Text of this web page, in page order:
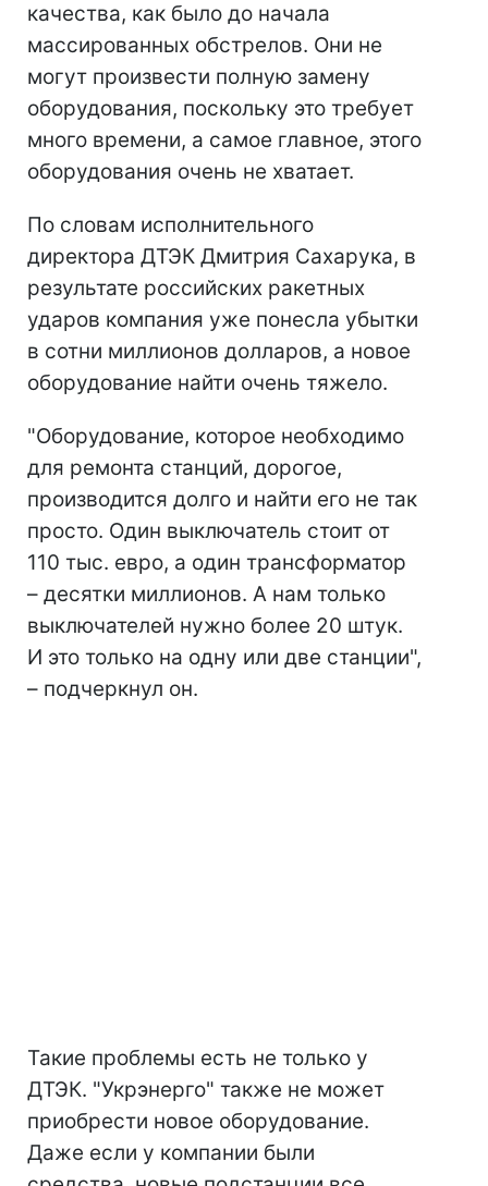
качества, как было до начала
массированных обстрелов. Они не
могут произвести полную замену
оборудования, поскольку это требует
много времени, а самое главное, этого
оборудования очень не хватает.
По словам исполнительного
директора ДТЭК Дмитрия Сахарука, в
результате российских ракетных
ударов компания уже понесла убытки
в сотни миллионов долларов, а новое
оборудование найти очень тяжело.
"Оборудование, которое необходимо
для ремонта станций, дорогое,
производится долго и найти его не так
просто. Один выключатель стоит от
110 тыс. евро, а один трансформатор
– десятки миллионов. А нам только
выключателей нужно более 20 штук.
И это только на одну или две станции",
– подчеркнул он.
Такие проблемы есть не только у
ДТЭК. "Укрэнерго" также не может
приобрести новое оборудование.
Даже если у компании были